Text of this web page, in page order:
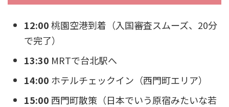
12:00桃園空港到着（入国審査スムーズ、20分
で完了）
13:30 MRTで台北駅へ
14:00 ホテルチェックイン（西門町エリア）
15:00西門町散策（日本でいう原宿みたいな若